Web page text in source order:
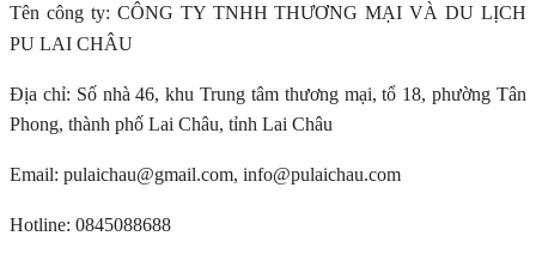
Tên công ty: CÔNG TY TNHH THƯƠNG MẠI VÀ DU LỊCH
PU LAI CHÂU
Địa chỉ: Số nhà 46, khu Trung tâm thương mại, tổ 18, phường Tân
Phong, thành phố Lai Châu, tỉnh Lai Châu
Email: pulaichau@gmail.com, info@pulaichau.com
Hotline: 0845088688